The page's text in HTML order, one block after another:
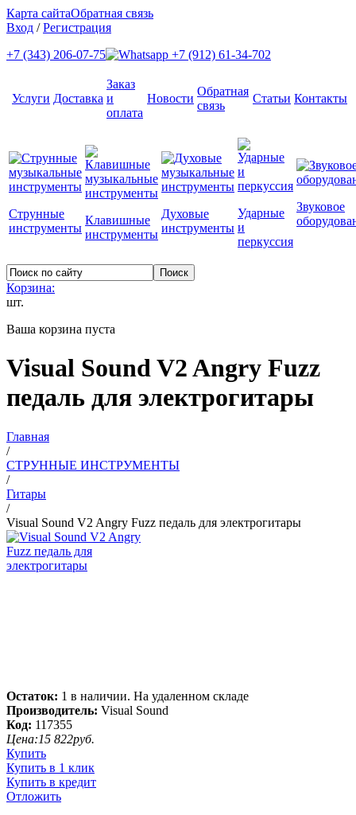
Карта сайтаОбратная связь
Вход /Регистрация
+7 (343) 206-07-75
+7 (912) 61-34-702
Услуги Доставка
Заказ
и
оплата
Новости
Обратная
связь
Статьи Контакты
Струнные
инструменты
Клавишные
инструменты
Духовые
инструменты
Ударные
и
перкуссия
Звуковое
Корзина:
шт.
Ваша корзина пуста
Visual Sound V2 Angry Fuzz
педаль для электрогитары
Главная
/
СТРУННЫЕ ИНСТРУМЕНТЫ
/
Гитары
/
Visual Sound V2 Angry Fuzz педаль для электрогитары
Остаток: 1 в наличии. На удаленном складе
Производитель: Visual Sound
Код: 117355
Цена:15 822руб.
Купить
Купить в 1 клик
Купить в кредит
Отложить